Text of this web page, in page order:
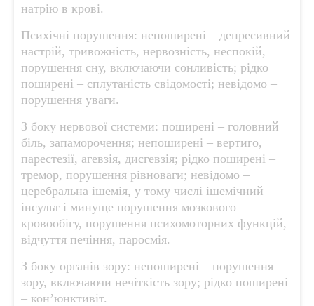
натрію в крові.
Психічні порушення: непоширені – депресивний
настрій, тривожність, нервозність, неспокій,
порушення сну, включаючи сонливість; рідко
поширені – сплутаність свідомості; невідомо –
порушення уваги.
З боку нервової системи: поширені – головний
біль, запаморочення; непоширені – вертиго,
парестезії, агевзія, дисгевзія; рідко поширені –
тремор, порушення рівноваги; невідомо –
церебральна ішемія, у тому числі ішемічний
інсульт і минуще порушення мозкового
кровообігу, порушення психомоторних функцій,
відчуття печіння, паросмія.
З боку органів зору: непоширені – порушення
зору, включаючи нечіткість зору; рідко поширені
– кон’юнктивіт.